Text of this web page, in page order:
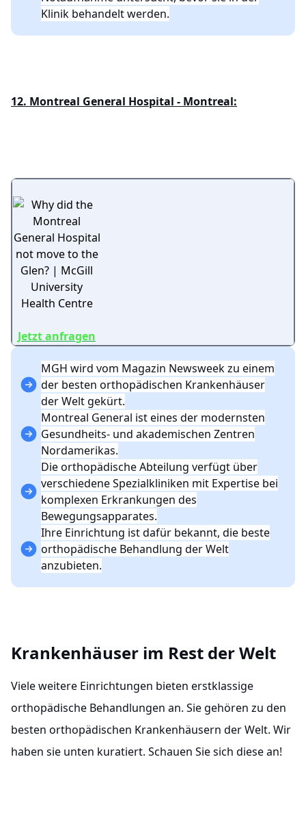
Klinik behandelt werden.
12. Montreal General Hospital - Montreal:
Jetzt anfragen
MGH wird vom Magazin Newsweek zu einem
der besten orthopädischen Krankenhäuser
der Welt gekürt.
Montreal General ist eines der modernsten
Gesundheits- und akademischen Zentren
Nordamerikas.
Die orthopädische Abteilung verfügt über
verschiedene Spezialkliniken mit Expertise bei
komplexen Erkrankungen des
Bewegungsapparates.
Ihre Einrichtung ist dafür bekannt, die beste
orthopädische Behandlung der Welt
anzubieten.
Krankenhäuser im Rest der Welt
Viele weitere Einrichtungen bieten erstklassige
orthopädische Behandlungen an. Sie gehören zu den
besten orthopädischen Krankenhäusern der Welt. Wir
haben sie unten kuratiert. Schauen Sie sich diese an!